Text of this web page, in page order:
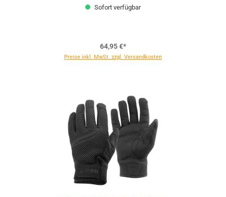
Sofort verfügbar
64,95 €*
Preise inkl. MwSt. zzgl. Versandkosten